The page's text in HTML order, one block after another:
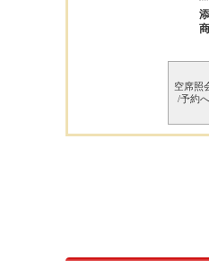
空席照
/予約へ